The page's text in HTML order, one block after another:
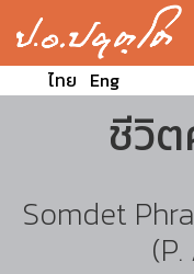
ไทย Eng
ชีวิ
Somdet